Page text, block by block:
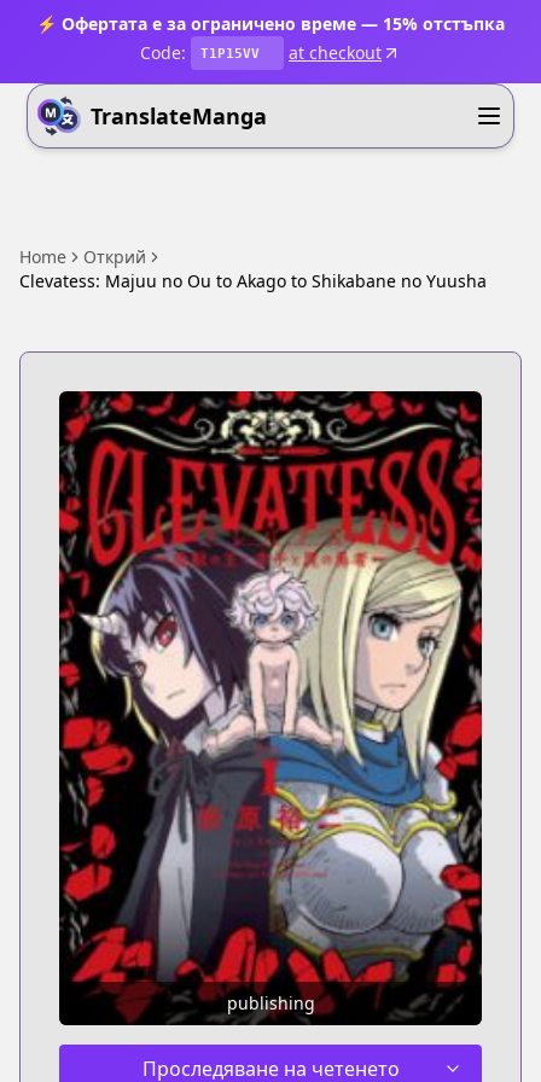
⚡ Офертата е за ограничено време — 15% отстъпка
Code:
T1P15VV at checkout
TranslateManga
Home
Открий
Clevatess: Majuu no Ou to Akago to Shikabane no Yuusha
publishing
Проследяване на четенето